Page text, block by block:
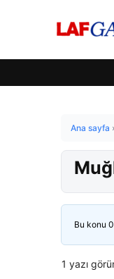
Ana sayfa ›
Bu konu
1 yazı